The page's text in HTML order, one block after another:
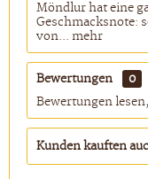
Möndlur hat eine
Geschmacksnote:
von... mehr
Bewertungen
0
Bewertungen
Kunden kauften